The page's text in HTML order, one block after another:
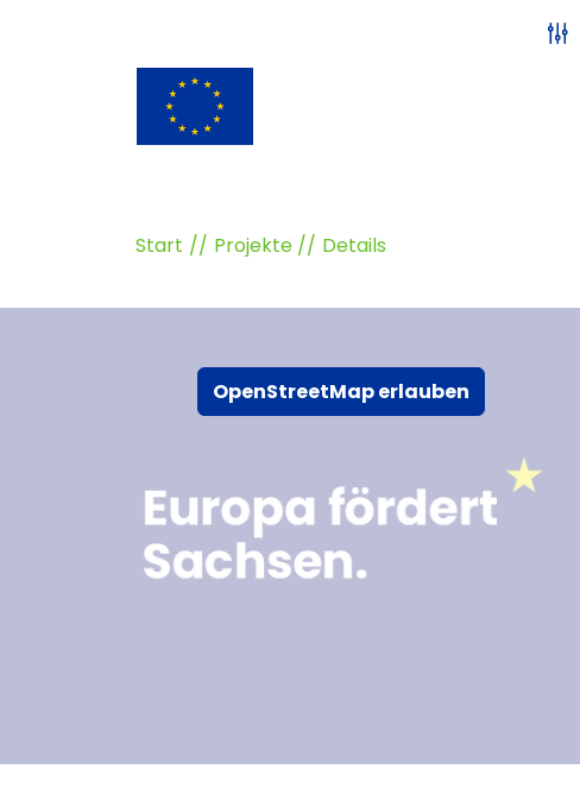
Start Projekte Details
OpenStreetMap erlauben